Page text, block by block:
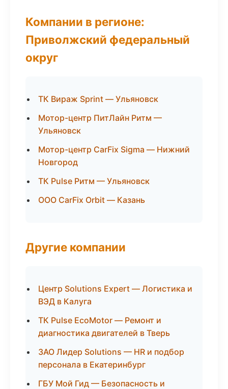
Компании в регионе:
Приволжский федеральный
округ
ТК Вираж Sprint — Ульяновск
Мотор-центр ПитЛайн Ритм —
Ульяновск
Мотор-центр CarFix Sigma — Нижний
Новгород
ТК Pulse Ритм — Ульяновск
ООО CarFix Orbit — Казань
Другие компании
Центр Solutions Expert — Логистика и
ВЭД в Калуга
ТК Pulse EcoMotor — Ремонт и
диагностика двигателей в Тверь
ЗАО Лидер Solutions — HR и подбор
персонала в Екатеринбург
ГБУ Мой Гид — Безопасность и